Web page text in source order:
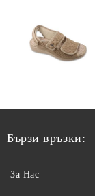
Бързи връзки:
За Нас